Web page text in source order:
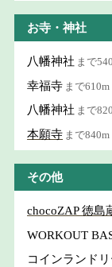
お寺・神社
八幡神社 まで
幸福寺 まで610m
八幡神社 まで
本願寺 まで840m
その他
chocoZAP 徳島
WORKOUT
コインランド